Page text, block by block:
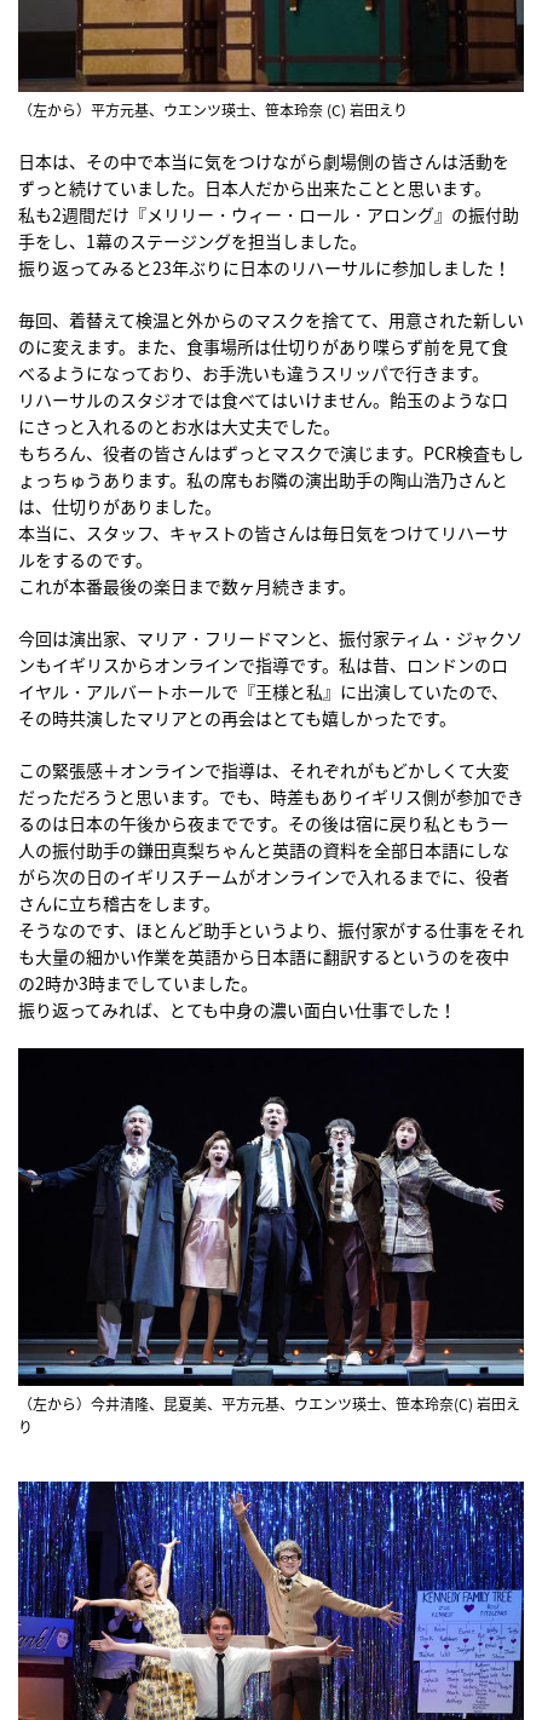
（左から）平方元基、ウエンツ瑛士、笹本玲奈 (C) 岩田えり
日本は、その中で本当に気をつけながら劇場側の皆さんは活動を
ずっと続けていました。日本人だから出来たことと思います。
私も2週間だけ『メリリー・ウィー・ロール・アロング』の振付助
手をし、1幕のステージングを担当しました。
振り返ってみると23年ぶりに日本のリハーサルに参加しました！
毎回、着替えて検温と外からのマスクを捨てて、用意された新しい
のに変えます。また、食事場所は仕切りがあり喋らず前を見て食
べるようになっており、お手洗いも違うスリッパで行きます。
リハーサルのスタジオでは食べてはいけません。飴玉のような口
にさっと入れるのとお水は大丈夫でした。
もちろん、役者の皆さんはずっとマスクで演じます。PCR検査もし
ょっちゅうあります。私の席もお隣の演出助手の陶山浩乃さんと
は、仕切りがありました。
本当に、スタッフ、キャストの皆さんは毎日気をつけてリハーサ
ルをするのです。
これが本番最後の楽日まで数ヶ月続きます。
今回は演出家、マリア・フリードマンと、振付家ティム・ジャクソ
ンもイギリスからオンラインで指導です。私は昔、ロンドンのロ
イヤル・アルバートホールで『王様と私』に出演していたので、
その時共演したマリアとの再会はとても嬉しかったです。
この緊張感＋オンラインで指導は、それぞれがもどかしくて大変
だっただろうと思います。でも、時差もありイギリス側が参加でき
るのは日本の午後から夜までです。その後は宿に戻り私ともう一
人の振付助手の鎌田真梨ちゃんと英語の資料を全部日本語にしな
がら次の日のイギリスチームがオンラインで入れるまでに、役者
さんに立ち稽古をします。
そうなのです、ほとんど助手というより、振付家がする仕事をそれ
も大量の細かい作業を英語から日本語に翻訳するというのを夜中
の2時か3時までしていました。
振り返ってみれば、とても中身の濃い面白い仕事でした！
（左から）今井清隆、昆夏美、平方元基、ウエンツ瑛士、笹本玲奈(C) 岩田え
り